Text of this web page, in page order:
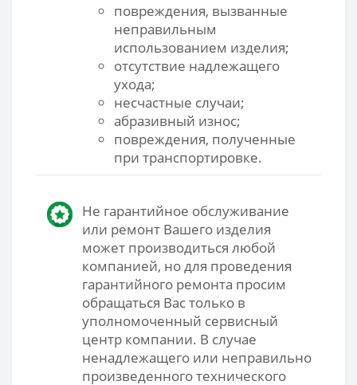
повреждения, вызванные
неправильным
использованием изделия;
отсутствие надлежащего
ухода;
несчастные случаи;
абразивный износ;
повреждения, полученные
при транспортировке.
Не гарантийное обслуживание
или ремонт Вашего изделия
может производиться любой
компанией, но для проведения
гарантийного ремонта просим
обращаться Вас только в
уполномоченный сервисный
центр компании. В случае
ненадлежащего или неправильно
произведенного технического